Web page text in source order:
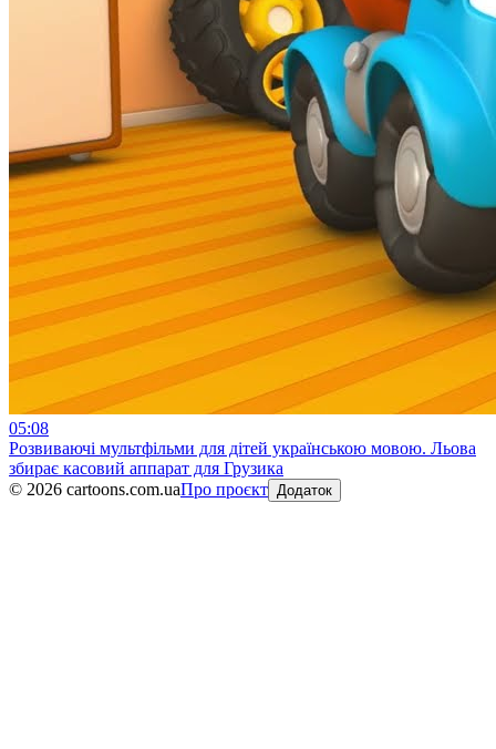
05:08
Розвиваючі мультфільми для дітей українською мовою. Льова
збирає касовий аппарат для Грузика
© 2026 cartoons.com.uaПро проєкт Додаток